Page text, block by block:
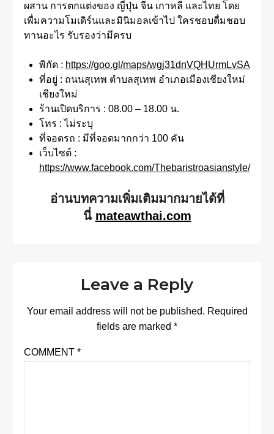
ผสาน การตกแต่งของ ญี่ปุ่น จีน เกาหลี และไทย โดย
เพื่มความโมเดิร์นและมินิมอลเข้าไป ใครชอบดื่มชอบ
ทานอะไร รับรองว่ามีครบ
พิกัด : https://goo.gl/maps/wgj31dnVQHUrmLvSA
ที่อยู่ : ถนนสุเทพ ตำบลสุเทพ อำเภอเมืองเชียงใหม่
เชียงใหม่
ร้านเปิดบริการ : 08.00 – 18.00 น.
โทร : ไม่ระบุ
ที่จอดรถ : มีที่จอดมากกว่า 100 คัน
เว็บไซต์ :
https://www.facebook.com/Thebaristroasianstyle/
อ่านบทความเพิ่มเติมมากมายได้ที่
นี่ mateawthai.com
Leave a Reply
Your email address will not be published. Required
fields are marked *
COMMENT *